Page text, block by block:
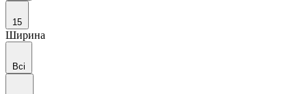
15
Ширина
Всі